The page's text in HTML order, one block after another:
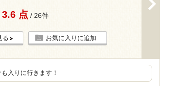
3.6 点 / 26件
る お気に入りに追加
入りに行きます！